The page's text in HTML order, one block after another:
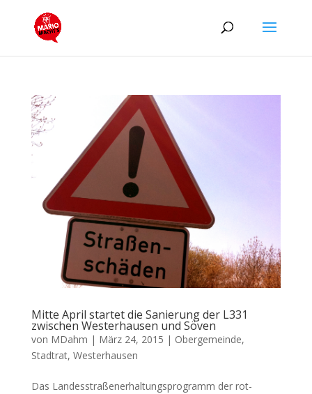
Mitte April startet die Sanierung der L331
zwischen Westerhausen und Söven
von MDahm | März 24, 2015 | Obergemeinde,
Stadtrat, Westerhausen
Das Landesstraßenerhaltungsprogramm der rot-